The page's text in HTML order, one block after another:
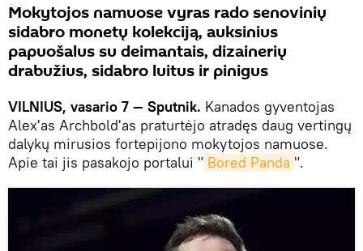
Mokytojos namuose vyras rado senovinių
sidabro monetų kolekciją, auksinius
papuošalus su deimantais, dizainerių
drabužius, sidabro luitus ir pinigus
VILNIUS, vasario 7 — Sputnik. Kanados gyventojas
Alex'as Archbold'as praturtėjo atradęs daug vertingų
dalykų mirusios fortepijono mokytojos namuose.
Apie tai jis pasakojo portalui " Bored Panda ".